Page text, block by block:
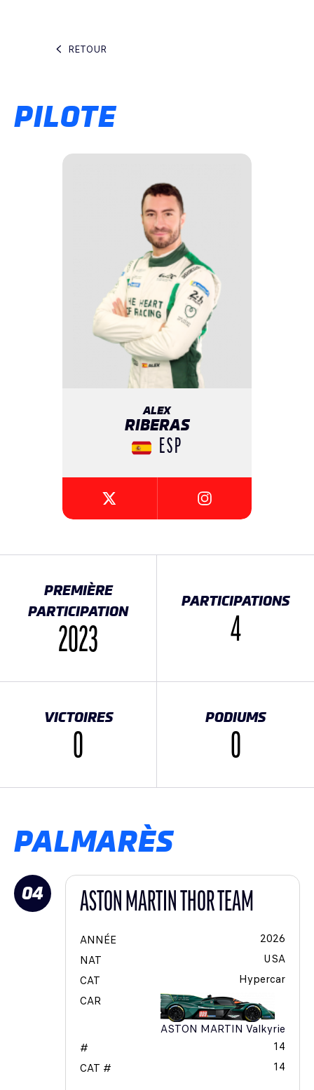
RETOUR
PILOTE
ALEX
RIBERAS
ESP
{{SEESOCIALNETWORK}}
PREMIÈRE
PARTICIPATION
2023
PARTICIPATIONS
4
VICTOIRES
0
PODIUMS
0
PALMARÈS
04 ASTON MARTIN THOR TEAM
ANNÉE
2026
NAT
USA
CAT
Hypercar
CAR
ASTON MARTIN Valkyrie
#
14
CAT #
14